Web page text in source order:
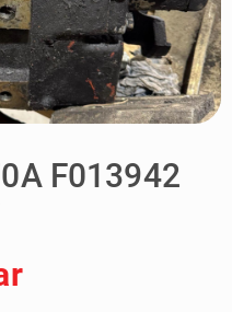
F013942